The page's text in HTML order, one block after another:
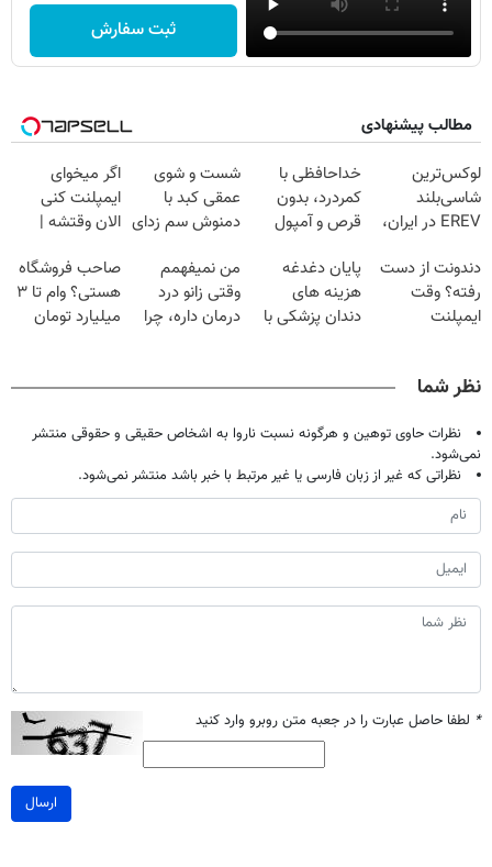
ثبت سفارش
مطالب پیشنهادی
لوکس‌ترین
شاسی‌بلند
EREV در ایران،
رونمایی شد!
خداحافظی با
کمردرد، بدون
قرص و آمپول
شست و شوی
عمقی کبد با
دمنوش سم زدای
اگر میخوای
ایمپلنت کنی
الان وقتشه |
میلیون تومان!!!
دندونت از دست
رفته؟ وقت
ایمپلنت
پایان دغدغه
هزینه های
دندان پزشکی با
من نمیفهمم
وقتی زانو درد
درمان داره، چرا
صاحب فروشگاه
هستی؟ وام تا ۳
میلیارد تومان
نظر شما
نظرات حاوی توهین و هرگونه نسبت ناروا به اشخاص حقیقی و حقوقی منتشر
نمی‌شود.
نظراتی که غیر از زبان فارسی یا غیر مرتبط با خبر باشد منتشر نمی‌شود.
* لطفا حاصل عبارت را در جعبه متن روبرو وارد کنید
ارسال